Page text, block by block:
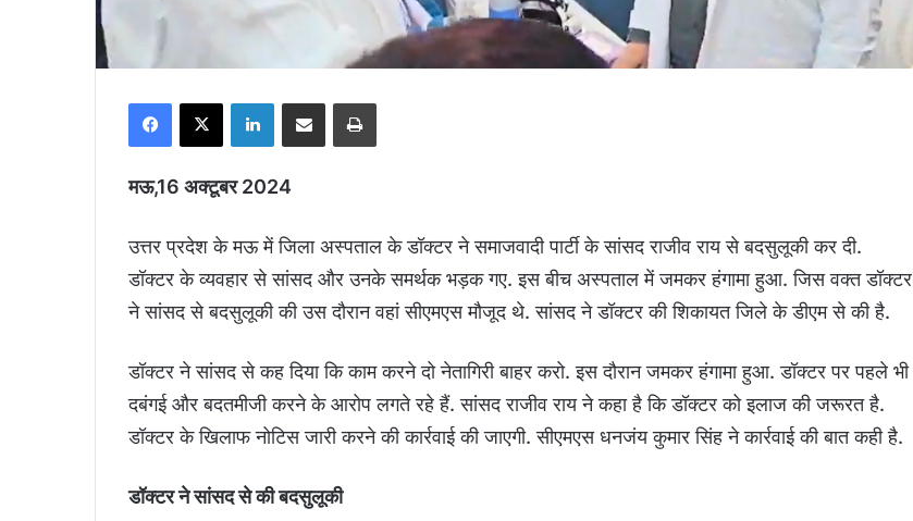
Facebook
X LinkedInShare via Email Print
मऊ,16 अक्टूबर 2024
उत्तर प्रदेश के मऊ में जिला अस्पताल के डॉक्टर ने समाजवादी पार्टी के सांसद राजीव राय से बदसुलूकी कर दी.
डॉक्टर के व्यवहार से सांसद और उनके समर्थक भड़क गए. इस बीच अस्पताल में जमकर हंगामा हुआ. जिस वक्त डॉक्टर
ने सांसद से बदसुलूकी की उस दौरान वहां सीएमएस मौजूद थे. सांसद ने डॉक्टर की शिकायत जिले के डीएम से की है.
डॉक्टर ने सांसद से कह दिया कि काम करने दो नेतागिरी बाहर करो. इस दौरान जमकर हंगामा हुआ. डॉक्टर पर पहले भी
दबंगई और बदतमीजी करने के आरोप लगते रहे हैं. सांसद राजीव राय ने कहा है कि डॉक्टर को इलाज की जरूरत है.
डॉक्टर के खिलाफ नोटिस जारी करने की कार्रवाई की जाएगी. सीएमएस धनजंय कुमार सिंह ने कार्रवाई की बात कही है.
डॉक्टर ने सांसद से की बदसुलूकी